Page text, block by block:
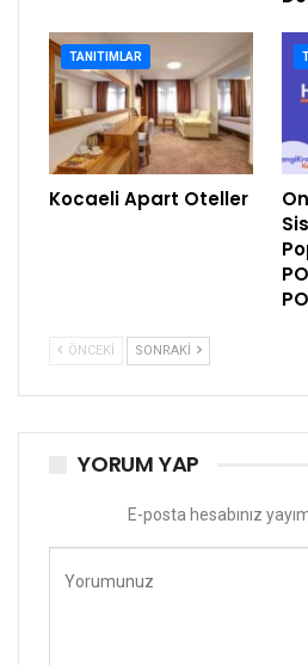
TANITIMLAR
Kocaeli Apart Oteller
ÖNCEKI SONRAKI
YORUM YAP
E-posta hesabınız